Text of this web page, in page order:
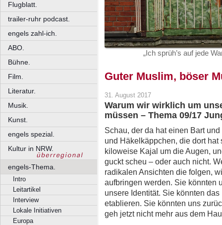
Flugblatt.
trailer-ruhr podcast.
engels zahl-ich.
ABO.
Bühne.
Film.
Literatur.
Musik.
Kunst.
engels spezial.
Kultur in NRW.
engels-Thema.
Intro
Leitartikel
Interview
Lokale Initiativen
Europa
„Ich sprüh’s auf jede
Guter Muslim, böser
31. August 2017
Warum wir wirklich um
müssen – Thema 09/17
Schau, der da hat einen Bart
und Häkelkäppchen, die dort
kiloweise Kajal um die Augen,
guckt scheu – oder auch nicht.
radikalen Ansichten die folgen,
aufbringen werden. Sie könnten
unsere Identität. Sie könnten
etablieren. Sie könnten uns
geh jetzt nicht mehr aus dem